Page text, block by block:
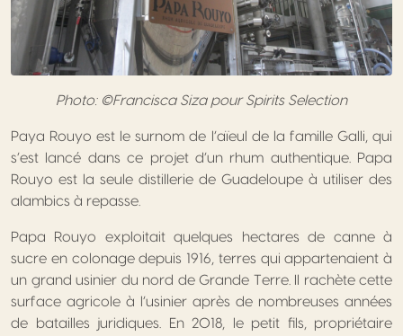
Photo: ©Francisca Siza pour Spirits Selection
Paya Rouyo est le surnom de l’aïeul de la famille Galli, qui
s’est lancé dans ce projet d’un rhum authentique. Papa
Rouyo est la seule distillerie de Guadeloupe à utiliser des
alambics à repasse.
Papa Rouyo exploitait quelques hectares de canne à
sucre en colonage depuis 1916, terres qui appartenaient à
un grand usinier du nord de Grande Terre. Il rachète cette
surface agricole à l’usinier après de nombreuses années
de batailles juridiques. En 2018, le petit fils, propriétaire